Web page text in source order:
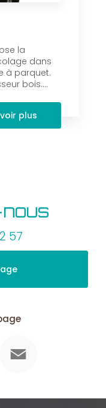
la
dans
à parquet.
bois....
plus
57